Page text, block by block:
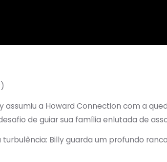
a Howard Connection com a
de guiar sua família enlutada de
Billy guarda um profundo